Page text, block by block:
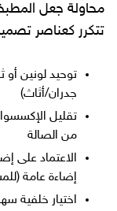
محاولة جعل المطبخ
تتكرر كعناصر
توحيد لونين
جدران/أثاث)
تقليل
من الصالة
الاعتماد على
إضاءة عامة
اختيار خلفية